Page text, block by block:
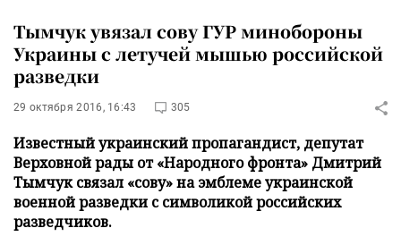
Тымчук увязал сову ГУР минобороны
Украины с летучей мышью российской
разведки
29 октября 2016, 16:43 305
Известный украинский пропагандист, депутат
Верховной рады от «Народного фронта» Дмитрий
Тымчук связал «сову» на эмблеме украинской
военной разведки с символикой российских
разведчиков.